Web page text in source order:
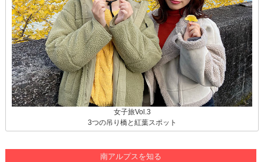
女子旅Vol.3
3つの吊り橋と紅葉スポット
南アルプスを知る